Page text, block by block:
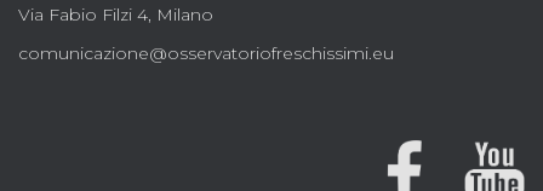
Via Fabio Filzi 4, Milano
comunicazione@osservatoriofreschissimi.eu